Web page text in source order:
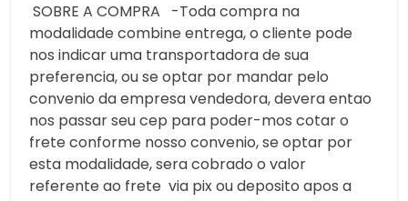
SOBRE A COMPRA -Toda compra na
modalidade combine entrega, o cliente pode
nos indicar uma transportadora de sua
preferencia, ou se optar por mandar pelo
convenio da empresa vendedora, devera entao
nos passar seu cep para poder-mos cotar o
frete conforme nosso convenio, se optar por
esta modalidade, sera cobrado o valor
referente ao frete via pix ou deposito apos a